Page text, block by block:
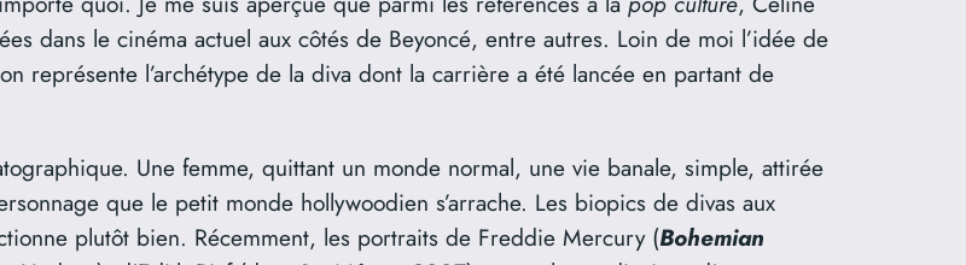
dans le cinéma actuel aux côtés de Beyoncé, entre autres. Loin de moi l’idée de
représente l’archétype de la diva dont la carrière a été lancée en partant de
Une femme, quittant un monde normal, une vie banale, simple, attirée
que le petit monde hollywoodien s’arrache. Les biopics de divas aux
plutôt bien. Récemment, les portraits de Freddie Mercury (Bohemian